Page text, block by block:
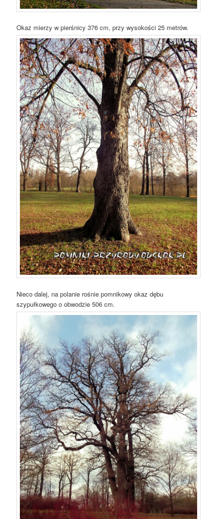
Okaz mierzy w pierśnicy 376 cm, przy wysokości 25 metrów.
Nieco dalej, na polanie rośnie pomnikowy okaz dębu
szypułkowego o obwodzie 506 cm.